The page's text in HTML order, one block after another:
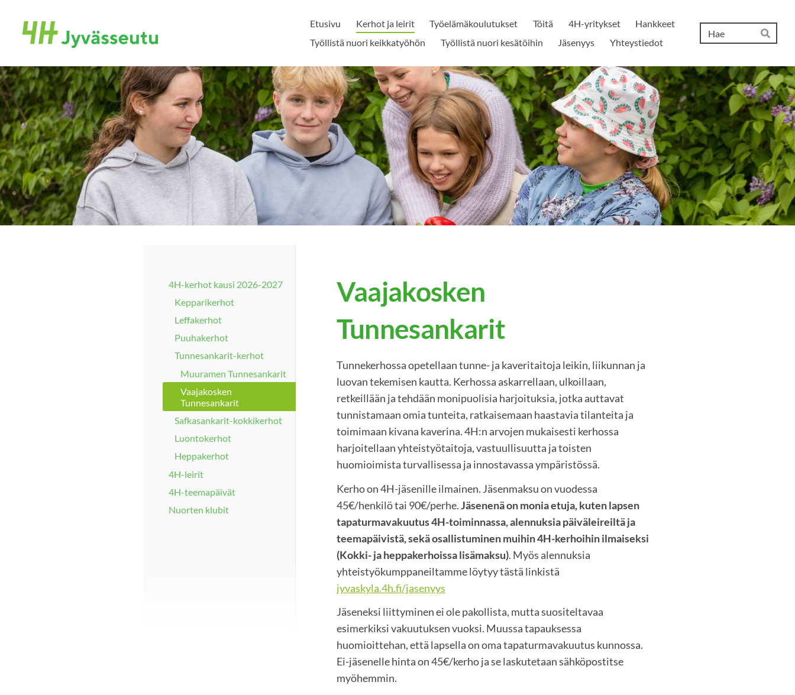
sivun
sisältöön
Jyvässeudun 4H-yhdistys ry
Etusivu Kerhot ja leirit Työelämäkoulutukset Töitä 4H-yritykset
Hankkeet
Työllistä nuori keikkatyöhön
Työllistä nuori kesätöihin Jäsenyys Yhteystiedot Hae
4H-kerhot kausi 2026-2027
Kepparikerhot
Leffakerhot
Puuhakerhot
Tunnesankarit-kerhot
Muuramen Tunnesankarit
Vaajakosken
Tunnesankarit
Safkasankarit-kokkikerhot
Luontokerhot
Heppakerhot
4H-leirit
4H-teemapäivät
Nuorten klubit
Vaajakosken
Tunnesankarit
Tunnekerhossa opetellaan tunne- ja kaveritaitoja leikin, liikunnan ja
luovan tekemisen kautta. Kerhossa askarrellaan, ulkoillaan,
retkeillään ja tehdään monipuolisia harjoituksia, jotka auttavat
tunnistamaan omia tunteita, ratkaisemaan haastavia tilanteita ja
toimimaan kivana kaverina. 4H:n arvojen mukaisesti kerhossa
harjoitellaan yhteistyötaitoja, vastuullisuutta ja toisten
huomioimista turvallisessa ja innostavassa ympäristössä.
Kerho on 4H-jäsenille ilmainen. Jäsenmaksu on vuodessa
45€/henkilö tai 90€/perhe.Jäsenenä on monia etuja, kuten lapsen
tapaturmavakuutus 4H-toiminnassa, alennuksia päiväleireiltä ja
teemapäivistä, sekä osallistuminen muihin 4H-kerhoihin ilmaiseksi
(Kokki- ja heppakerhoissa lisämaksu). Myös alennuksia
yhteistyökumppaneiltamme löytyy tästä linkistä
jyvaskyla.4h.fi/jasenyys
Jäseneksi liittyminen ei ole pakollista, mutta suositeltavaa
esimerkiksi vakuutuksen vuoksi. Muussa tapauksessa
huomioittehan, että lapsella on oma tapaturmavakuutus kunnossa.
Ei-jäsenelle hinta on 45€/kerho ja se laskutetaan sähköpostitse
myöhemmin.